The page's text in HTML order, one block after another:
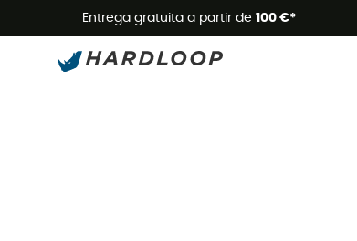
Entrega gratuita a partir de 100 €*